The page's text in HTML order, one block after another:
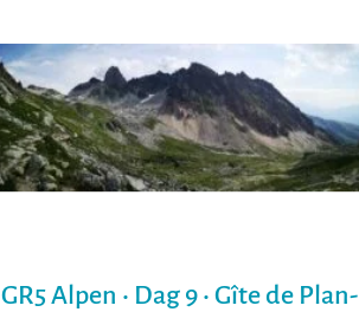
GR5 Alpen • Dag 9 • Gîte de Plan-